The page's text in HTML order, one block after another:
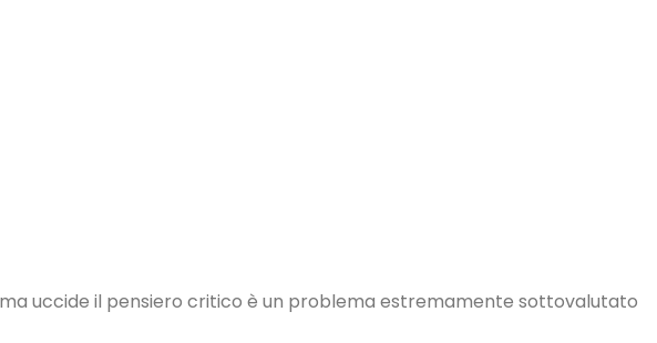
uccide il pensiero critico è un problema estremamente sottovalutato